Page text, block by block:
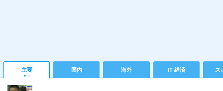
主要 国内 海外 IT 経済 ス